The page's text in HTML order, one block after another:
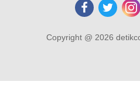
Copyright @ 2026